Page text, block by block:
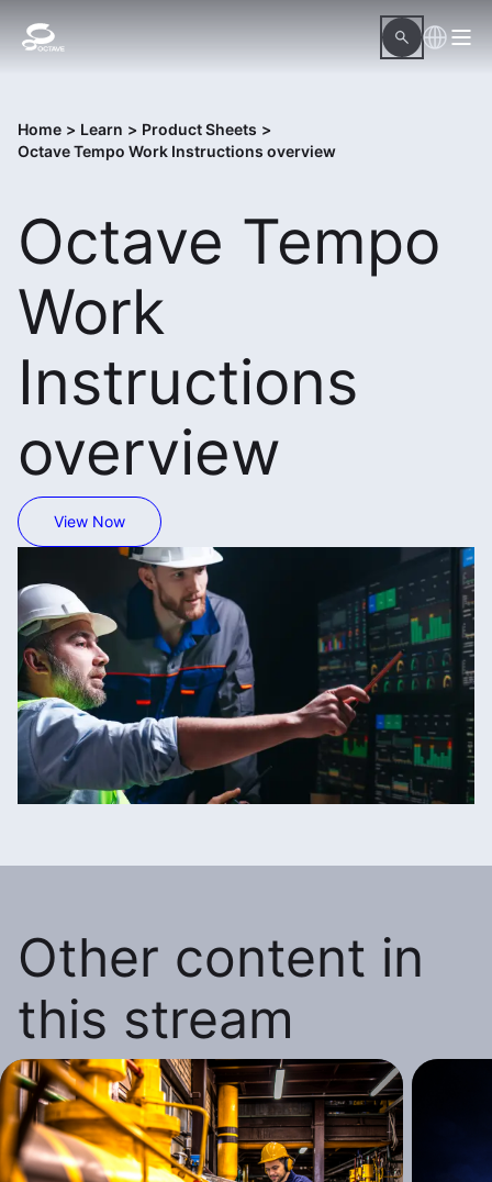
Home > Learn > Product Sheets >
Octave Tempo Work Instructions overview
Octave Tempo
Work
Instructions
overview
View Now
Other content in
this stream